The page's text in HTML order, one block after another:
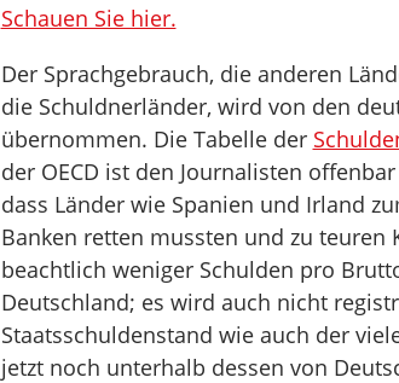
Schauen Sie hier.
Der Sprachgebrauch, die anderen
die Schuldnerländer, wird von den
übernommen. Die Tabelle der
der OECD ist den Journalisten
dass Länder wie Spanien und Irland
Banken retten mussten und zu teuren
beachtlich weniger Schulden pro
Deutschland; es wird auch nicht
Staatsschuldenstand wie auch der
jetzt noch unterhalb dessen von